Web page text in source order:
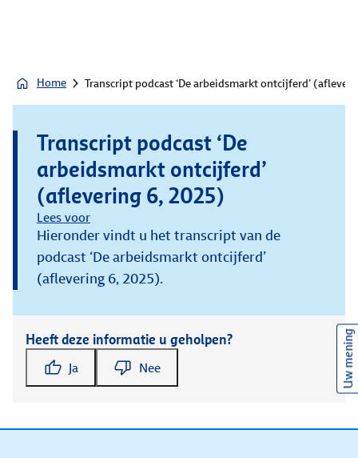
Home Transcript podcast ‘De arbeidsmarkt ontcijferd’
Transcript podcast ‘De
arbeidsmarkt ontcijferd’
(aflevering 6, 2025)
Lees voor
Hieronder vindt u het transcript van de
podcast ‘De arbeidsmarkt ontcijferd’
(aflevering 6, 2025).
Heeft deze informatie u geholpen?
Ja Nee Uw mening